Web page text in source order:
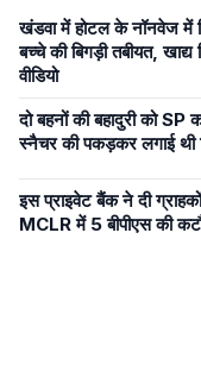
खंडवा में होटल के नॉनवेज में
बच्चे की बिगड़ी तबीयत,
वीडियो
दो बहनों की बहादुरी को SP
स्नैचर की पकड़कर लगाई थी
इस प्राइवेट बैंक ने दी
MCLR में 5 बीपीएस की